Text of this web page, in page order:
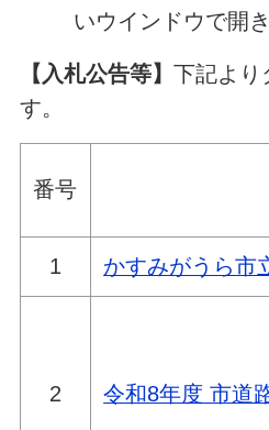
いウインドウで開き
【入札公告等】 下記より
す。
番号
1 かすみがうら市
2 令和8年度 市道